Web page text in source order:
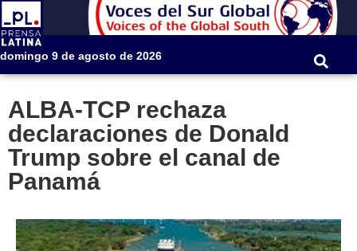
domingo 9 de agosto de 2026
ALBA-TCP rechaza
declaraciones de Donald
Trump sobre el canal de
Panamá